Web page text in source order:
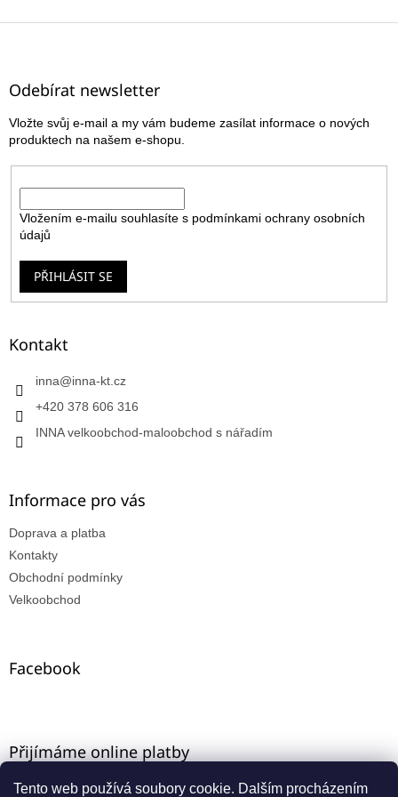
Tento web používá soubory cookie. Dalším procházením
Z
Odebírat newsletter
Vložte svůj e-mail a my vám budeme zasílat informace o nových
produktech na našem e-shopu.
Vložením e-mailu souhlasíte s podmínkami ochrany osobních
údajů
PŘIHLÁSIT SE
Kontakt
inna@inna-kt.cz
+420 378 606 316
INNA velkoobchod-maloobchod s nářadím
Informace pro vás
Doprava a platba
Kontakty
Obchodní podmínky
Velkoobchod
Facebook
Přijímáme online platby